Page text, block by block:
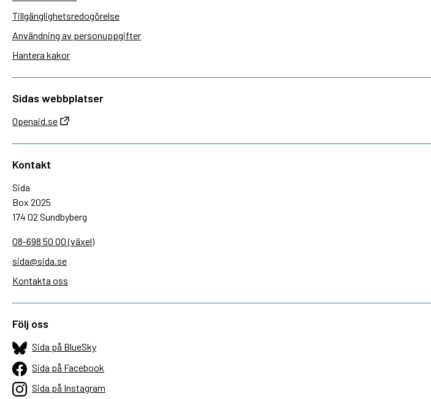
Tillgänglighetsredogörelse
Användning av personuppgifter
Hantera kakor
Sidas webbplatser
Openaid.se
Kontakt
Sida
Box 2025
174 02 Sundbyberg
08-698 50 00 (växel)
sida@sida.se
Kontakta oss
Följ oss
Sida på BlueSky
Sida på Facebook
Sida på Instagram